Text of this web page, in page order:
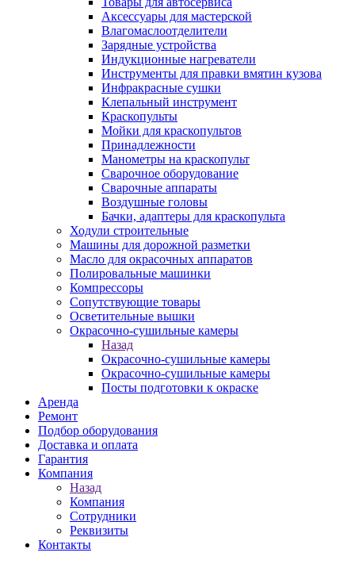
Аксессуары для мастерской
Влагомаслоотделители
Зарядные устройства
Индукционные нагреватели
Инструменты для правки вмятин кузова
Инфракрасные сушки
Клепальный инструмент
Краскопульты
Мойки для краскопультов
Принадлежности
Манометры на краскопульт
Сварочное оборудование
Сварочные аппараты
Воздушные головы
Бачки, адаптеры для краскопульта
Ходули строительные
Машины для дорожной разметки
Масло для окрасочных аппаратов
Полировальные машинки
Компрессоры
Сопутствующие товары
Осветительные вышки
Окрасочно-сушильные камеры
Назад
Окрасочно-сушильные камеры
Окрасочно-сушильные камеры
Посты подготовки к окраске
Аренда
Ремонт
Подбор оборудования
Доставка и оплата
Гарантия
Компания
Назад
Компания
Сотрудники
Реквизиты
Контакты